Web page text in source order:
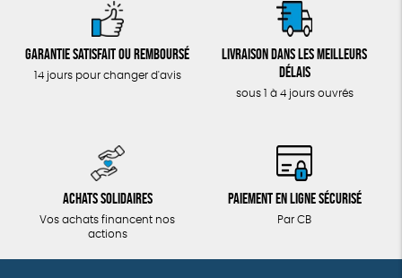
Garantie satisfait ou remboursé
14 jours pour changer d'avis
Livraison dans les meilleurs
délais
sous 1 à 4 jours ouvrés
Achats solidaires
Vos achats financent nos
actions
Paiement en ligne sécurisé
Par CB